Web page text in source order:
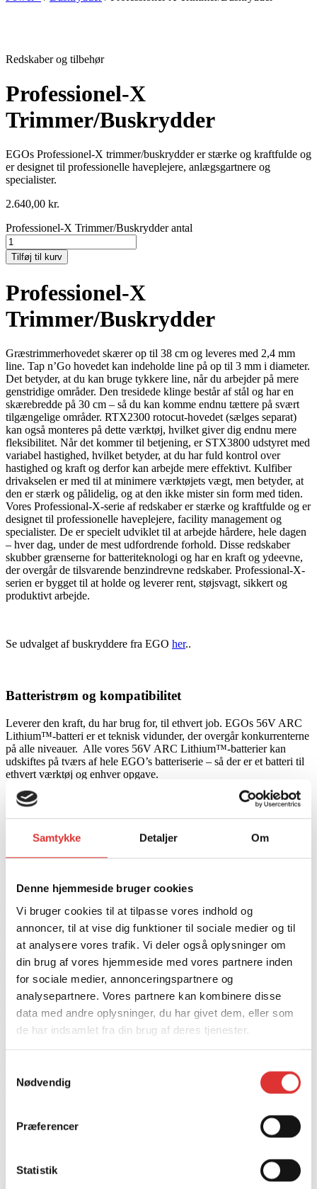
Samtykke Detaljer Om
Denne hjemmeside bruger cookies
Vi bruger cookies til at tilpasse vores indhold og
annoncer, til at vise dig funktioner til sociale medier og til
at analysere vores trafik. Vi deler også oplysninger om
din brug af vores hjemmeside med vores partnere inden
for sociale medier, annonceringspartnere og
analysepartnere. Vores partnere kan kombinere disse
data med andre oplysninger, du har givet dem, eller som
de har indsamlet fra din brug af deres tjenester.
Nødvendig
Præferencer
Statistik
Redskaber og tilbehør
Professionel-X
Trimmer/Buskrydder
EGOs Professionel-X trimmer/buskrydder er stærke og kraftfulde og
er designet til professionelle haveplejere, anlægsgartnere og
specialister.
2.640,00 kr.
Professionel-X Trimmer/Buskrydder antal
Tilføj til kurv
Professionel-X
Trimmer/Buskrydder
Græstrimmerhovedet skærer op til 38 cm og leveres med 2,4 mm
line. Tap n’Go hovedet kan indeholde line på op til 3 mm i diameter.
Det betyder, at du kan bruge tykkere line, når du arbejder på mere
genstridige områder. Den tresidede klinge består af stål og har en
skærebredde på 30 cm – så du kan komme endnu tættere på svært
tilgængelige områder. RTX2300 rotocut-hovedet (sælges separat)
kan også monteres på dette værktøj, hvilket giver dig endnu mere
fleksibilitet. Når det kommer til betjening, er STX3800 udstyret med
variabel hastighed, hvilket betyder, at du har fuld kontrol over
hastighed og kraft og derfor kan arbejde mere effektivt. Kulfiber
drivakselen er med til at minimere værktøjets vægt, men betyder, at
den er stærk og pålidelig, og at den ikke mister sin form med tiden.
Vores Professional-X-serie af redskaber er stærke og kraftfulde og er
designet til professionelle haveplejere, facility management og
specialister. De er specielt udviklet til at arbejde hårdere, hele dagen
– hver dag, under de mest udfordrende forhold. Disse redskaber
skubber grænserne for batteriteknologi og har en kraft og ydeevne,
der overgår de tilsvarende benzindrevne redskaber. Professional-X-
serien er bygget til at holde og leverer rent, støjsvagt, sikkert og
produktivt arbejde.
Se udvalget af buskryddere fra EGO her..
Batteristrøm og kompatibilitet
Leverer den kraft, du har brug for, til ethvert job. EGOs 56V ARC
Lithium™-batteri er et teknisk vidunder, der overgår konkurrenterne
på alle niveauer. Alle vores 56V ARC Lithium™-batterier kan
udskiftes på tværs af hele EGO’s batteriserie – så der er et batteri til
ethvert værktøj og enhver opgave.
Holdbarhed og ydeevne
Group er EGO stolte af deres bedste praksis. De sikrer, at deres
produkter er af den højest mulige standard. Faktisk er de så sikre på
professionelle og private brugere.
Miljøvenlighed
Hos EGO tænkes der over ydeevne. Vores eksperter er utrættelige i
deres stræben efter at innovere værktøjer til en bedre verden. EGO’s
56V ARC Lithium™-batterier er ikke kun bedre end brændstof, de
er også bedre for miljøet. Hjælp os med at føre Europa ind i en
batteridrevet fremtid, og engager dig i den smartere, grønnere måde
at arbejde udendørs på.
Redskaber og tilbehør
Trimmer/Buskrydder
EGOs Professionel-X trimmer/buskrydder er stærke og kraftfulde og